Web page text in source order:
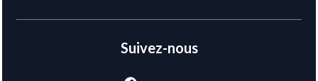
Suivez-nous